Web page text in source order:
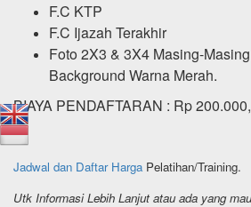
F.C KTP
F.C Ijazah Terakhir
Foto 2X3 & 3X4 Masing-
Background Warna Merah.
BIAYA PENDAFTARAN : Rp
Jadwal dan Daftar Harga Pelatihan/Training.
Utk Informasi Lebih Lanjut atau ada yang